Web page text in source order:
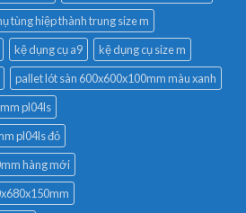
tùng hiệp thành trung size m
kệ dụng cụ a9
kệ dụng cụ size m
pallet lót sàn 600x600x100mm màu xanh
pl04ls
pl04ls đỏ
hàng mới